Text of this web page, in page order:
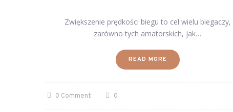
Zwiększenie prędkości biegu to cel wielu biegaczy,
zarówno tych amatorskich, jak…
READ MORE
0 Comment 0